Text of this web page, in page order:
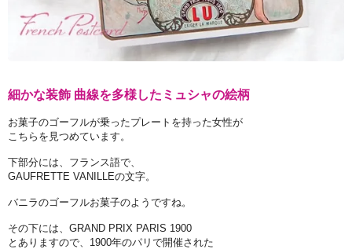
細かな装飾 曲線を多様したミュシャの絵柄
お菓子のゴーフルが乗ったプレートを持った女性が
こちらを見つめています。
下部分には、フランス語で、
GAUFRETTE VANILLEの文字。
バニラのゴーフルお菓子のようですね。
その下には、GRAND PRIX PARIS 1900
とありますので、1900年のパリで開催された